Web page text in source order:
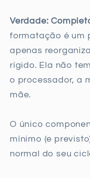
Verdade:
formatação é um
apenas
rígido. Ela não
o processador, a
mãe.
O único
mínimo (e
normal do seu